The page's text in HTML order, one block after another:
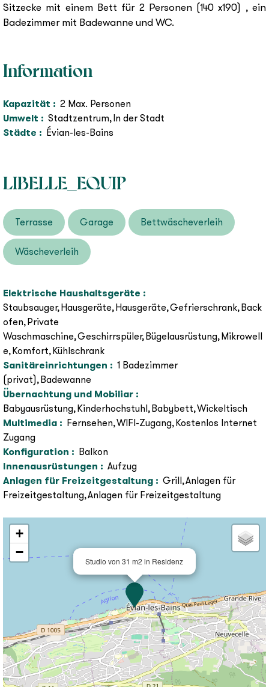
Sitzecke mit einem Bett für 2 Personen (140 x190) , ein
Badezimmer mit Badewanne und WC.
Information
Kapazität : 2 Max. Personen
Umwelt : Stadtzentrum In der Stadt
Städte : Évian-les-Bains
LIBELLE_EQUIP
Terrasse Garage Bettwäscheverleih
Wäscheverleih
Elektrische Haushaltsgeräte :
Staubsauger Hausgeräte Hausgeräte Gefrierschrank Back
ofen Private
Waschmaschine Geschirrspüler Bügelausrüstung Mikrowell
e Komfort Kühlschrank
Sanitäreinrichtungen : 1 Badezimmer
(privat) Badewanne
Übernachtung und Mobiliar :
Babyausrüstung Kinderhochstuhl Babybett Wickeltisch
Multimedia : Fernsehen WIFI-Zugang Kostenlos Internet
Zugang
Konfiguration : Balkon
Innenausrüstungen : Aufzug
Anlagen für Freizeitgestaltung : Grill Anlagen für
Freizeitgestaltung Anlagen für Freizeitgestaltung
Studio von 31 m2 in Residenz
+
−